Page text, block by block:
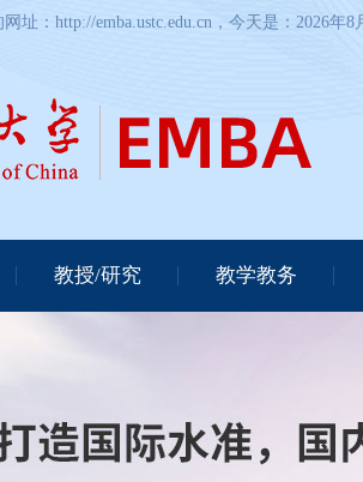
：http://emba.ustc.edu.cn，今天是： 2026年8
教授/研究 教学教务